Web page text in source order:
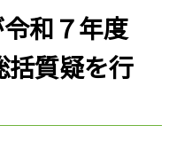
和７年度
括質疑を行